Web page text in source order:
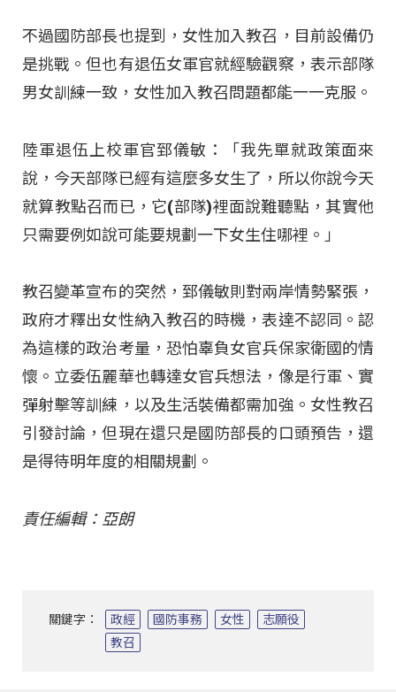
不過國防部長也提到，女性加入教召，目前設備仍
是挑戰。但也有退伍女軍官就經驗觀察，表示部隊
男女訓練一致，女性加入教召問題都能一一克服。
陸軍退伍上校軍官郅儀敏：「我先單就政策面來
說，今天部隊已經有這麼多女生了，所以你說今天
就算教點召而已，它(部隊)裡面說難聽點，其實他
只需要例如說可能要規劃一下女生住哪裡。」
教召變革宣布的突然，郅儀敏則對兩岸情勢緊張，
政府才釋出女性納入教召的時機，表達不認同。認
為這樣的政治考量，恐怕辜負女官兵保家衛國的情
懷。立委伍麗華也轉達女官兵想法，像是行軍、實
彈射擊等訓練，以及生活裝備都需加強。女性教召
引發討論，但現在還只是國防部長的口頭預告，還
是得待明年度的相關規劃。
責任編輯：亞朗
關鍵字： 政經 國防事務 女性
志願役
教召